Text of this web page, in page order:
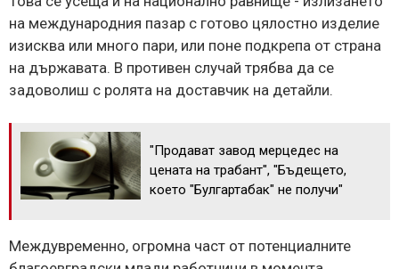
на международния пазар с готово цялостно изделие
изисква или много пари, или поне подкрепа от страна
на държавата. В противен случай трябва да се
задоволиш с ролята на доставчик на детайли.
"Продават завод мерцедес на
цената на трабант", "Бъдещето,
което "Булгартабак" не получи"
Междувременно, огромна част от потенциалните